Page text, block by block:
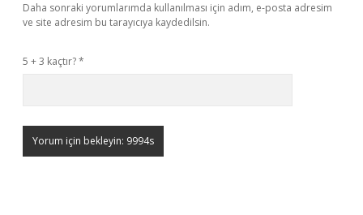
Daha sonraki yorumlarımda kullanılması için adım, e-posta adresim
ve site adresim bu tarayıcıya kaydedilsin.
5 + 3 kaçtır?*